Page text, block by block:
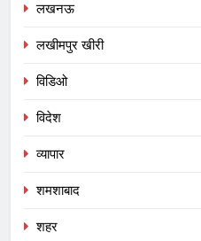
लखनऊ
लखीमपुर खीरी
विडिओ
विदेश
व्यापार
शमशाबाद
शहर